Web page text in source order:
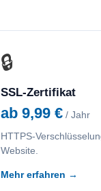
🔒
SSL-Zertifikat
ab 9,99 € / Jahr
HTTPS-
Website.
Mehr erfahren →